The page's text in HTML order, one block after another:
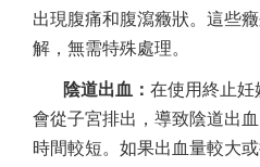
出現腹痛和腹瀉癥狀。這些
解，無需特殊處理。
陰道出血： 在使用終止妊
會從子宮排出，導致陰道出
時間較短。如果出血量較大